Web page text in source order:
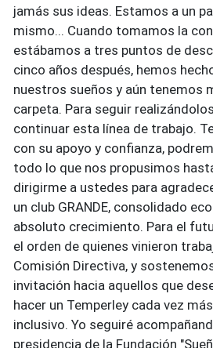
jamás sus ideas. Estamos a un
mismo... Cuando tomamos la
estábamos a tres puntos de
cinco años después, hemos
nuestros sueños y aún tenemos
carpeta. Para seguir
continuar esta línea de trabajo.
con su apoyo y confianza,
todo lo que nos propusimos
dirigirme a ustedes para
un club GRANDE, consolidado
absoluto crecimiento. Para el
el orden de quienes vinieron
Comisión Directiva, y
invitación hacia aquellos que
hacer un Temperley cada vez
inclusivo. Yo seguiré
presidencia de la Fundación